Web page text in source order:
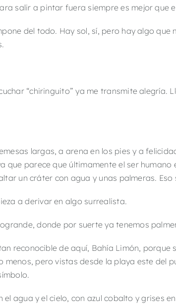
salir a pintar fuera siempre es mejor que
del todo. Hay sol, sí, pero hay algo que
“chiringuito” ya me transmite alegría.
largas, a arena en los pies y a
que parece que últimamente el ser
un cráter con agua y unas palmeras.
a derivar en algo surrealista.
donde por suerte ya tenemos
reconocible de aquí, Bahía Limón,
menos, pero vistas desde la playa este del
agua y el cielo, con azul cobalto y grises